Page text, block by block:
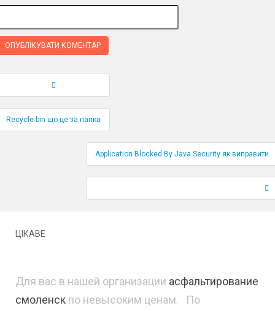
по публікаціям
Recycle.bin що це за папка
Application Blocked By Java Security як виправити
ЦІКАВЕ
Для вас в нашей организации асфальтирование
смоленск по невысоким ценам. По